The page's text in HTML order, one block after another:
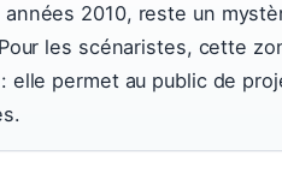
2010, reste un
les scénaristes, cette
elle permet au public de